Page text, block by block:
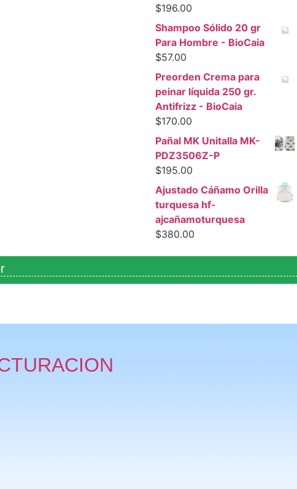
$196.00
Shampoo Sólido 20 gr
Para Hombre - BioCaia
$57.00
Preorden Crema para
peinar líquida 250 gr.
Antifrizz - BioCaia
$170.00
Pañal MK Unitalla MK-
PDZ3506Z-P
$195.00
Ajustado Cáñamo Orilla
turquesa hf-
ajcañamoturquesa
$380.00